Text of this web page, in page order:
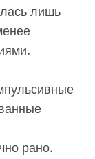
лишь
рано.